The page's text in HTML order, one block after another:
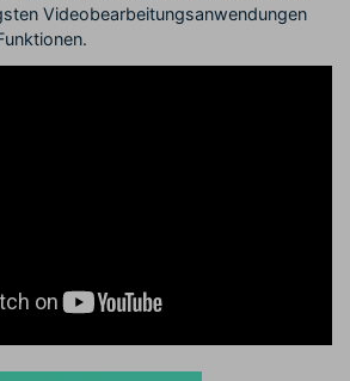
Videobearbeitungsanwendungen